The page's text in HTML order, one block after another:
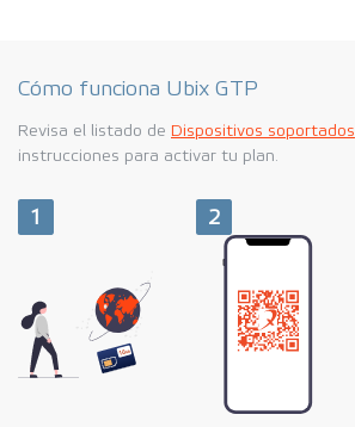
Cómo funciona Ubix GTP
Revisa el listado de Dispositivos soportados
instrucciones para activar tu plan.
1 2